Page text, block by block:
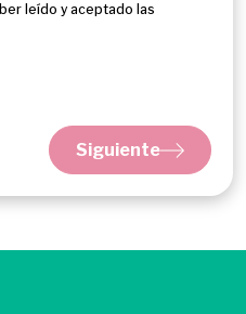
leído y aceptado las
Siguiente